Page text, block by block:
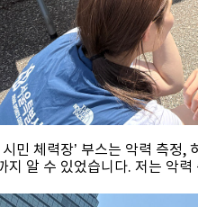
시민 체력장’ 부스는 악력 측정
지 알 수 있었습니다. 저는 악